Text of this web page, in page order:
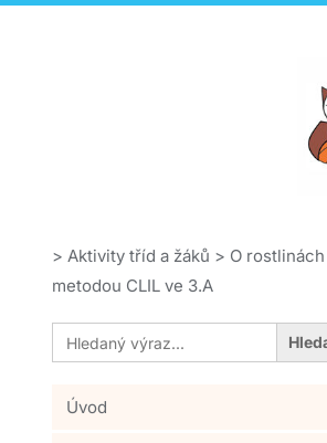
> Aktivity tříd a žáků > O rostlinách
metodou CLIL ve 3.A
Search
for:
Úvod